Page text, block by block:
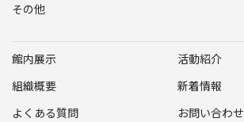
その他
館内展示
活動紹介
組織概要
新着情報
よくある質問
お問い合わせ